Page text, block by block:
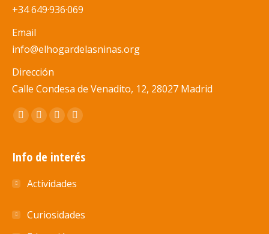
+34 649·936·069
Email
info@elhogardelasninas.org
Dirección
Calle Condesa de Venadito, 12, 28027 Madrid
Encuéntranos en:
Abrir
en
nueva
Abrir
en
nueva
Abrir
en
nueva
Abrir
en
nueva
Info de interés
Actividades
Curiosidades